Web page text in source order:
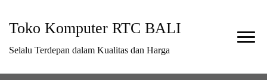
Toko Komputer RTC BALI
Selalu Terdepan dalam Kualitas dan Harga